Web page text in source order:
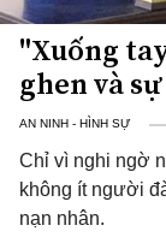
"Xuống
ghen và
AN NINH - HÌNH SỰ
Chỉ vì nghi ngờ
không ít người
nạn nhân.